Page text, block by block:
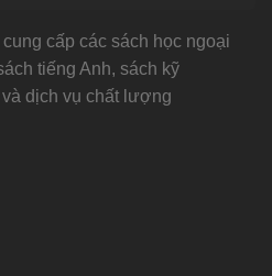
cấp các sách học ngoại
tiếng Anh, sách kỹ
dịch vụ chất lượng